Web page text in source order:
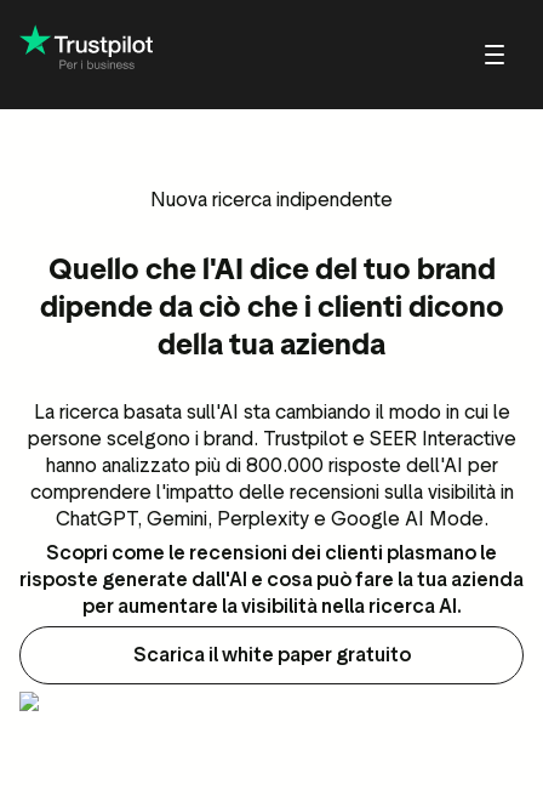
crescita
Grandi aziende
dei prodotti
delle sedi
Rispondi alle recensioni
recensioni e
dall'IA
i social media
Recensioni in evidenza
Approfondimenti di mercato
Approfondimenti sulle
recensioni
Dati e statistiche
Tag delle recensioni
Storie di successo
Webinar e video
Centro assistenza
Programma referral per i
Integrazioni
Trustpilot per
Nuova ricerca indipendente
Quello che l'AI dice del tuo brand
dipende da ciò che i clienti dicono
della tua azienda
La ricerca basata sull'AI sta cambiando il modo in cui le
persone scelgono i brand. Trustpilot e SEER Interactive
hanno analizzato più di 800.000 risposte dell'AI per
comprendere l'impatto delle recensioni sulla visibilità in
ChatGPT, Gemini, Perplexity e Google AI Mode.
Scopri come le recensioni dei clienti plasmano le
risposte generate dall'AI e cosa può fare la tua azienda
per aumentare la visibilità nella ricerca AI.
Scarica il white paper gratuito